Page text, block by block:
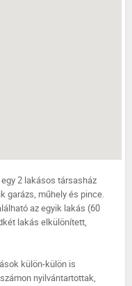
2 lakásos társasház
garázs, műhely és pince.
az egyik lakás (60
lakás elkülönített,
külön-külön is
nyilvántartottak,